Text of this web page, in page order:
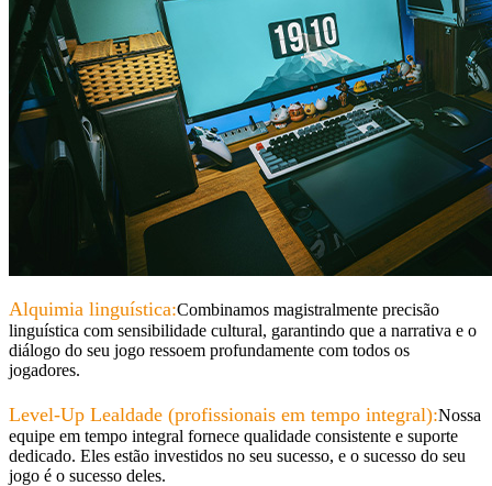
Alquimia linguística:Combinamos magistralmente precisão
linguística com sensibilidade cultural, garantindo que a narrativa e o
diálogo do seu jogo ressoem profundamente com todos os
jogadores.
Level-Up Lealdade (profissionais em tempo integral):Nossa
equipe em tempo integral fornece qualidade consistente e suporte
dedicado. Eles estão investidos no seu sucesso, e o sucesso do seu
jogo é o sucesso deles.